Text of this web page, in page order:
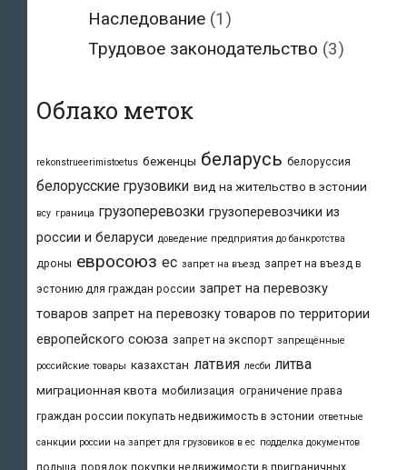
Наследование (1)
Трудовое законодательство (3)
Облако меток
rekonstrueerimistoetus беженцы беларусь белоруссия
белорусские грузовики вид на жительство в эстонии
всу граница грузоперевозки грузоперевозчики из
россии и беларуси доведение предприятия до банкротства
дроны евросоюз ес запрет на въезд запрет на въезд в
эстонию для граждан россии запрет на перевозку
товаров запрет на перевозку товаров по территории
европейского союза запрет на экспорт запрещённые
российские товары казахстан латвия лесби литва
миграционная квота мобилизация ограничение права
граждан россии покупать недвижимость в эстонии ответные
санкции россии на запрет для грузовиков в ес подделка документов
польша порядок покупки недвижимости в приграничных